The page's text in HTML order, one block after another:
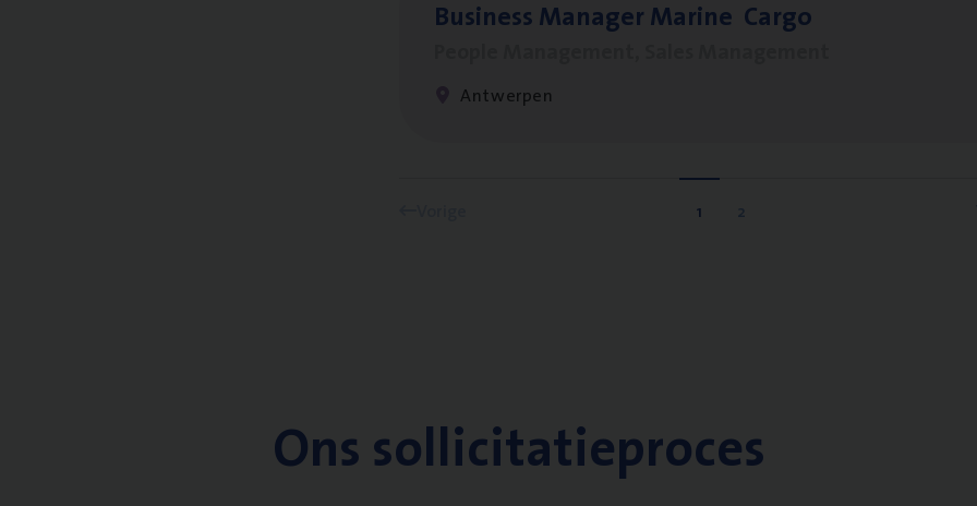
Busi­ness Mana­ger Mari­ne Cargo
Antwerpen
1 2
Ons sollicitatieproces